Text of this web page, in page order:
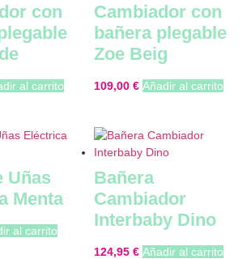
con
al carrito
Cambiador con
bañera plegable
Zoe Beig
109,00 € Añadir al carrito
Uñas
Menta
al carrito
Bañera
Cambiador
Interbaby Dino
124,95 € Añadir al carrito